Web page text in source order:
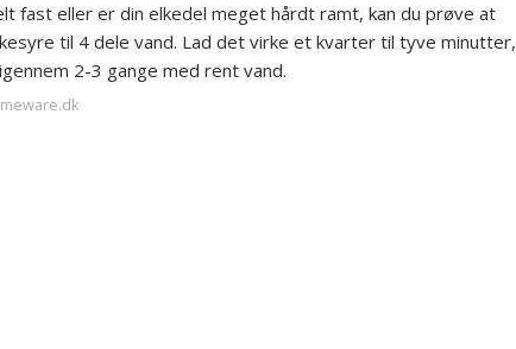
fast eller er din elkedel meget hårdt ramt, kan du prøve at
til 4 dele vand. Lad det virke et kvarter til tyve minutter,
2-3 gange med rent vand.